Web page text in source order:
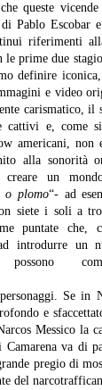
queste
Pablo Escobar
riferimenti
le prime due
definire
e video
carismatico, il
cattivi e, come
americani,
alla sonorità
creare un
o plomo“- ad
siete i soli a
puntate che,
introdurre un
Se in
e
Messico la
va di
pregio di
del